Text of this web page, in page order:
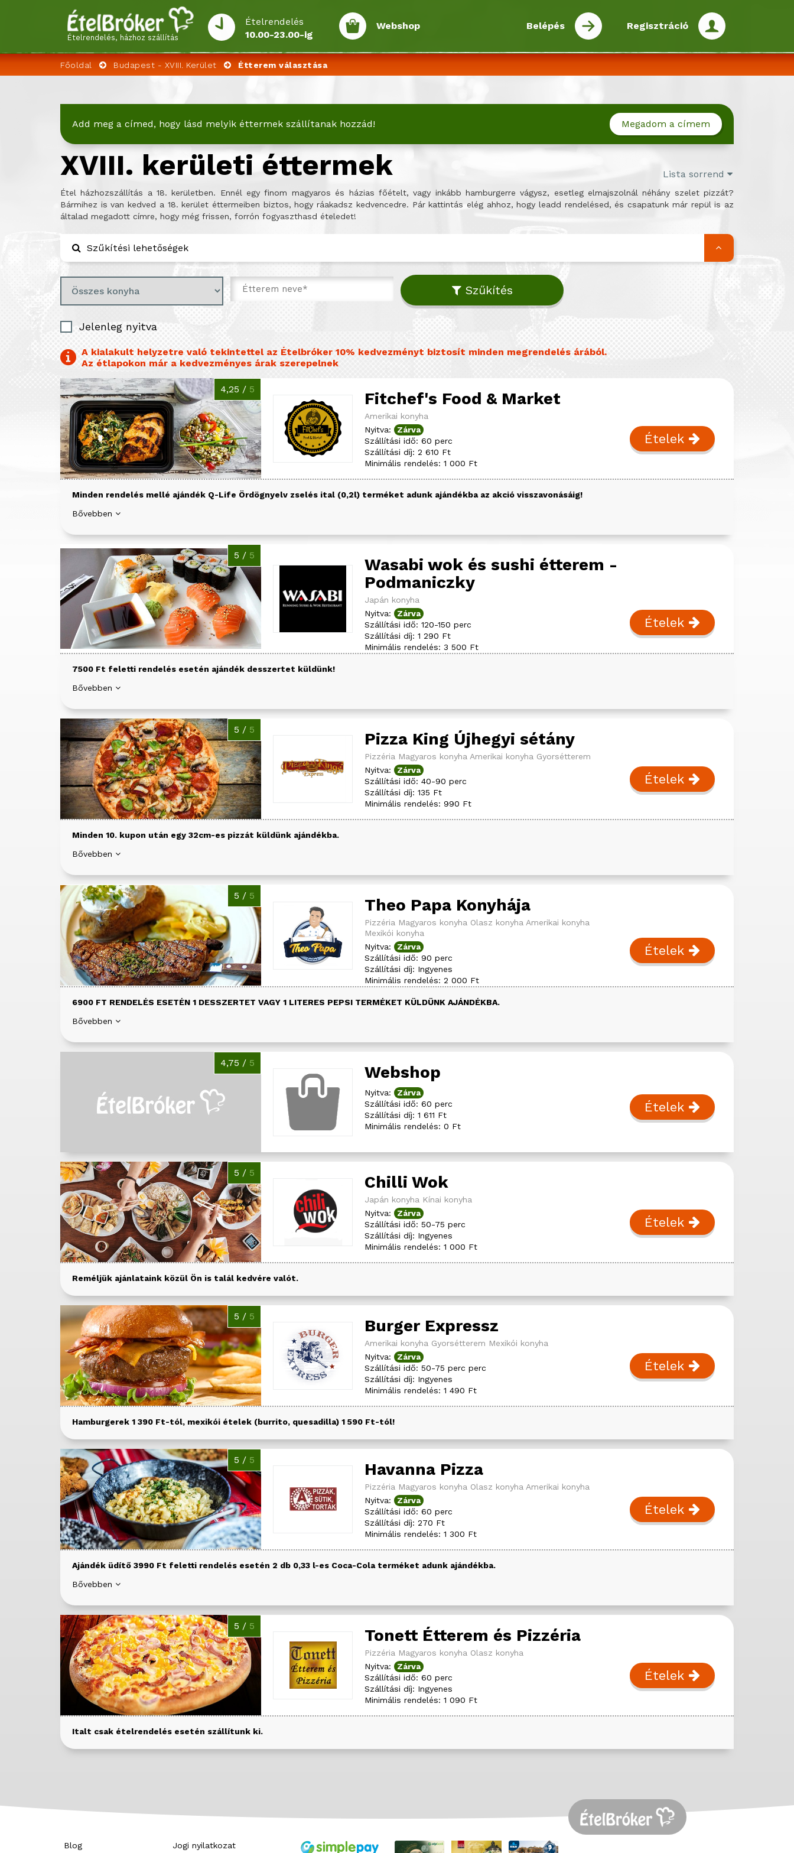
Ételrendelés, házhoz szállítás
Ételrendelés
10.00-23.00-ig
Webshop Belépés Regisztráció
Főoldal Budapest - XVIII. Kerület Étterem választása
Add meg a címed, hogy lásd melyik éttermek szállítanak hozzád! Megadom a címem
XVIII. kerületi éttermek Lista sorrend
Étel házhozszállítás a 18. kerületben. Ennél egy finom magyaros és házias főételt, vagy inkább hamburgerre vágysz, esetleg elmajszolnál néhány szelet pizzát?
Bármihez is van kedved a 18. kerület éttermeiben biztos, hogy ráakadsz kedvencedre. Pár kattintás elég ahhoz, hogy leadd rendelésed, és csapatunk már repül is az
általad megadott címre, hogy még frissen, forrón fogyaszthasd ételedet!
Szűkítési lehetőségek
Szűkítés
Jelenleg nyitva
A kialakult helyzetre való tekintettel az Ételbróker 10% kedvezményt biztosít minden megrendelés árából.
Az étlapokon már a kedvezményes árak szerepelnek
4,25 / 5 Fitchef's Food & Market
Amerikai konyha
Nyitva:
Zárva
Szállítási idő: 60 perc
Szállítási díj: 2 610 Ft
Minimális rendelés: 1 000 Ft
Ételek
Minden rendelés mellé ajándék Q-Life Ördögnyelv zselés ital (0,2l) terméket adunk ajándékba az akció visszavonásáig!
Bővebben
5 / 5
Wasabi wok és sushi étterem -
Podmaniczky
Japán konyha
Nyitva:
Zárva
Szállítási idő: 120-150 perc
Szállítási díj: 1 290 Ft
Minimális rendelés: 3 500 Ft
Ételek
7500 Ft feletti rendelés esetén ajándék desszertet küldünk!
Bővebben
5 / 5 Pizza King Újhegyi sétány
Pizzéria Magyaros konyha Amerikai konyha Gyorsétterem
Nyitva:
Zárva
Szállítási idő: 40-90 perc
Szállítási díj: 135 Ft
Minimális rendelés: 990 Ft
Ételek
Minden 10. kupon után egy 32cm-es pizzát küldünk ajándékba.
Bővebben
5 / 5 Theo Papa Konyhája
Pizzéria Magyaros konyha Olasz konyha Amerikai konyha
Mexikói konyha
Nyitva:
Zárva
Szállítási idő: 90 perc
Szállítási díj: Ingyenes
Minimális rendelés: 2 000 Ft
Ételek
6900 FT RENDELÉS ESETÉN 1 DESSZERTET VAGY 1 LITERES PEPSI TERMÉKET KÜLDÜNK AJÁNDÉKBA.
Bővebben
4,75 / 5 Webshop
Nyitva:
Zárva
Szállítási idő: 60 perc
Szállítási díj: 1 611 Ft
Minimális rendelés: 0 Ft
Ételek
5 / 5 Chilli Wok
Japán konyha Kínai konyha
Nyitva:
Zárva
Szállítási idő: 50-75 perc
Szállítási díj: Ingyenes
Minimális rendelés: 1 000 Ft
Ételek
Reméljük ajánlataink közül Ön is talál kedvére valót.
5 / 5 Burger Expressz
Amerikai konyha Gyorsétterem Mexikói konyha
Nyitva:
Zárva
Szállítási idő: 50-75 perc perc
Szállítási díj: Ingyenes
Minimális rendelés: 1 490 Ft
Ételek
Hamburgerek 1 390 Ft-tól, mexikói ételek (burrito, quesadilla) 1 590 Ft-tól!
5 / 5 Havanna Pizza
Pizzéria Magyaros konyha Olasz konyha Amerikai konyha
Nyitva:
Zárva
Szállítási idő: 60 perc
Szállítási díj: 270 Ft
Minimális rendelés: 1 300 Ft
Ételek
Ajándék üdítő 3990 Ft feletti rendelés esetén 2 db 0,33 l-es Coca-Cola terméket adunk ajándékba.
Bővebben
5 / 5 Tonett Étterem és Pizzéria
Pizzéria Magyaros konyha Olasz konyha
Nyitva:
Zárva
Szállítási idő: 60 perc
Szállítási díj: Ingyenes
Minimális rendelés: 1 090 Ft
Ételek
Italt csak ételrendelés esetén szállítunk ki.
Blog Jogi nyilatkozat